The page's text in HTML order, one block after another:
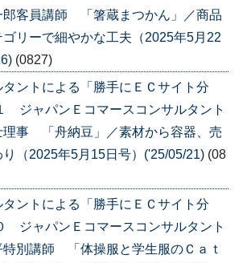
客員講師 「箸蔵まつかん」／商品
リーで細やかな工夫（2025年5月22
(0827)
タントによる「勝手にＥＣサイト分
ジャパンＥコマースコンサルタント
事 「舟納豆」／素材から容器、売
り（2025年5月15日号）('25/05/21) (08
タントによる「勝手にＥＣサイト分
ジャパンＥコマースコンサルタント
別講師 「体操服と学生服のＣａｔ